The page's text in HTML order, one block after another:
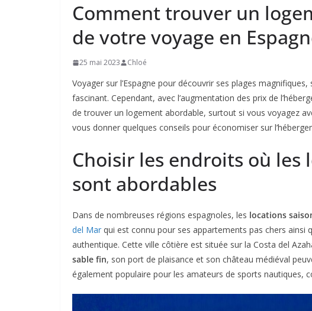
Comment trouver un
de votre voyage en
25 mai 2023 Chloé
Voyager sur l’Espagne pour découvrir ses plages
fascinant. Cependant, avec l’augmentation des prix de
de trouver un logement abordable, surtout si vous voyagez
vous donner quelques conseils pour économiser sur
Choisir les endroits où les
sont abordables
Dans de nombreuses régions espagnoles, les locations
del Mar qui est connu pour ses appartements pas chers
authentique. Cette ville côtière est située sur la Costa del
sable fin, son port de plaisance et son château médiéval
également populaire pour les amateurs de sports nautiques,